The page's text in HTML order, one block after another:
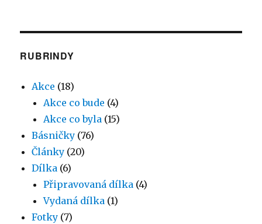
RUBRINDY
Akce (18)
Akce co bude (4)
Akce co byla (15)
Básničky (76)
Články (20)
Dílka (6)
Připravovaná dílka (4)
Vydaná dílka (1)
Fotky (7)